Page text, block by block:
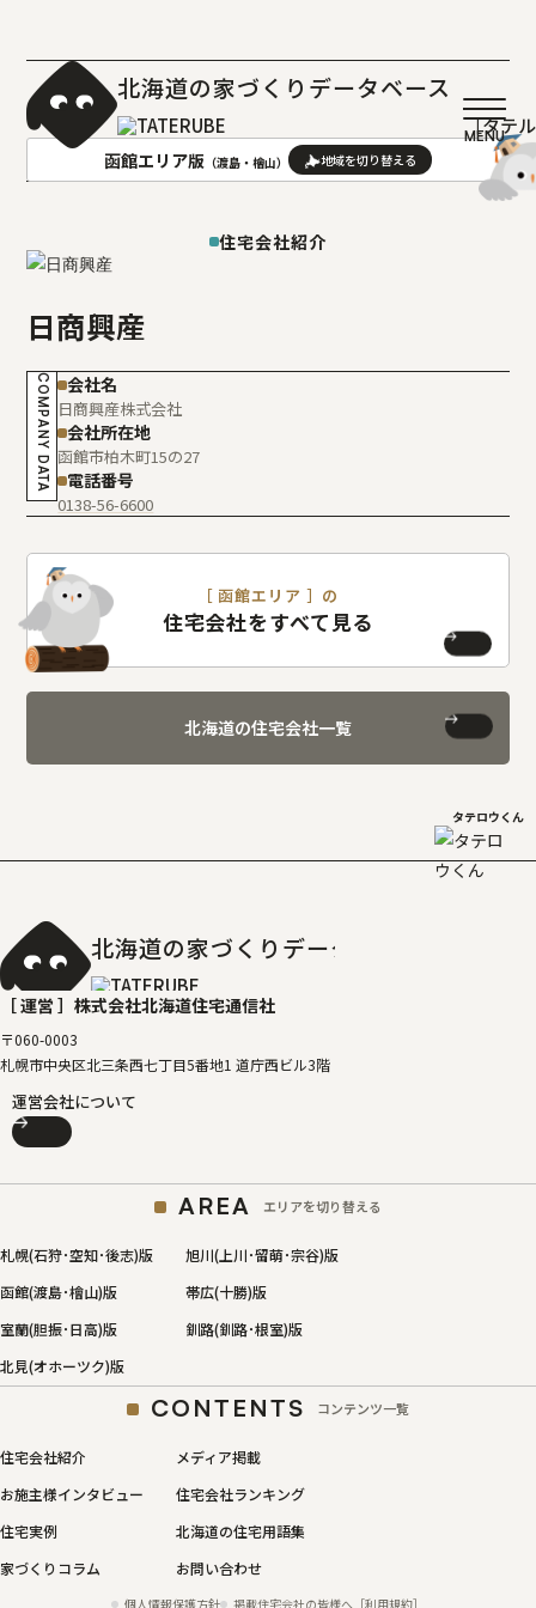
北海道の家づくりデータベース
［タテ
函館エリア版 （渡島・檜山）
函館(渡島･檜山)版
室蘭(胆振･日高)版
釧路(釧路･根室)版
北見(オホーツク)版
住宅会社紹介
日商興産
COMPANY DATA 会社名
日商興産株式会社
会社所在地
函館市柏木町15の27
電話番号
0138-56-6600
［ 函館エリア ］の
住宅会社をすべて見る
北海道の住宅会社一覧
タテロウくん
北海道の家づくりデータベース
［ 運営 ］ 株式会社北海道住宅通信社
〒060-0003
札幌市中央区北三条西七丁目5番地1 道庁西ビル3階
運営会社について
AREA エリアを切り替える
札幌(石狩･空知･後志)版
旭川(上川･留萌･宗谷)版
函館(渡島･檜山)版
帯広(十勝)版
室蘭(胆振･日高)版
釧路(釧路･根室)版
北見(オホーツク)版
CONTENTS コンテンツ一覧
住宅会社紹介
メディア掲載
お施主様インタビュー
住宅会社ランキング
住宅実例
北海道の住宅用語集
家づくりコラム
お問い合わせ
個人情報保護方針 掲載住宅会社の皆様へ［利用規約］